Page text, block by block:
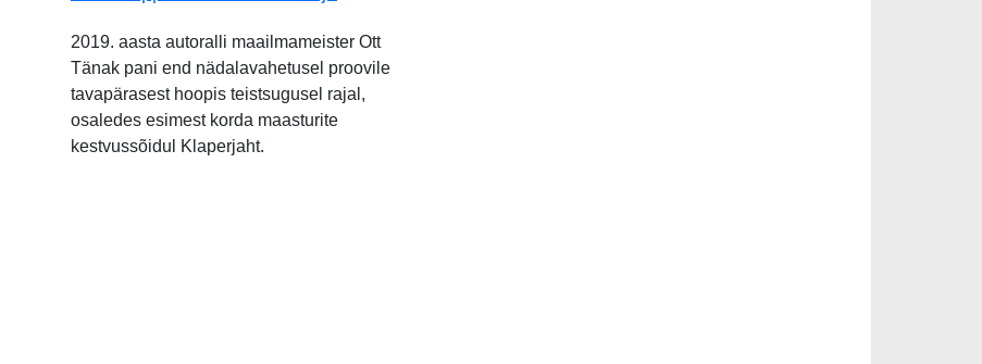
2019. aasta autoralli maailmameister Ott
Tänak pani end nädalavahetusel proovile
tavapärasest hoopis teistsugusel rajal,
osaledes esimest korda maasturite
kestvussõidul Klaperjaht.